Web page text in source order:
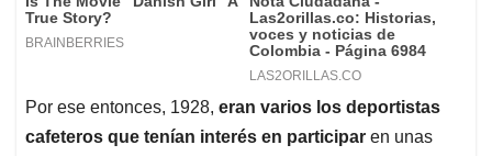
Por ese entonces, 1928, eran varios los deportistas
cafeteros que tenían interés en participar en unas